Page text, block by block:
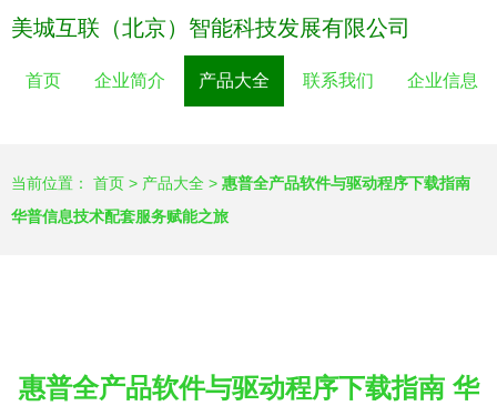
美城互联（北京）智能科技发展有限公司
首页 企业简介 产品大全 联系我们 企业信息
当前位置： 首页 > 产品大全 > 惠普全产品软件与驱动程序下载指南
华普信息技术配套服务赋能之旅
惠普全产品软件与驱动程序下载指南 华